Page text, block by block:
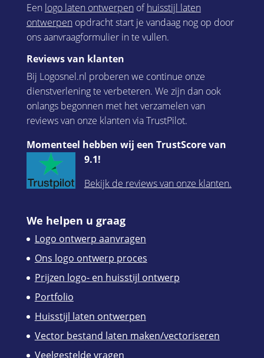
Een logo laten ontwerpenofhuisstijl laten
ontwerpenopdracht start je vandaag nog op door
ons aanvraagformulier in te vullen.
Reviews van klanten
Bij Logosnel.nl proberen we continue onze
dienstverlening te verbeteren. We zijn dan ook
onlangs begonnen met het verzamelen van
reviews van onze klanten via TrustPilot.
Momenteel hebben wij een TrustScore van
9.1!
Bekijk de reviews van onze klanten.
We helpen u graag
Logo ontwerp aanvragen
Ons logo ontwerp proces
Prijzen logo- en huisstijl ontwerp
Portfolio
Huisstijl laten ontwerpen
Vector bestand laten maken/vectoriseren
Veelgestelde vragen